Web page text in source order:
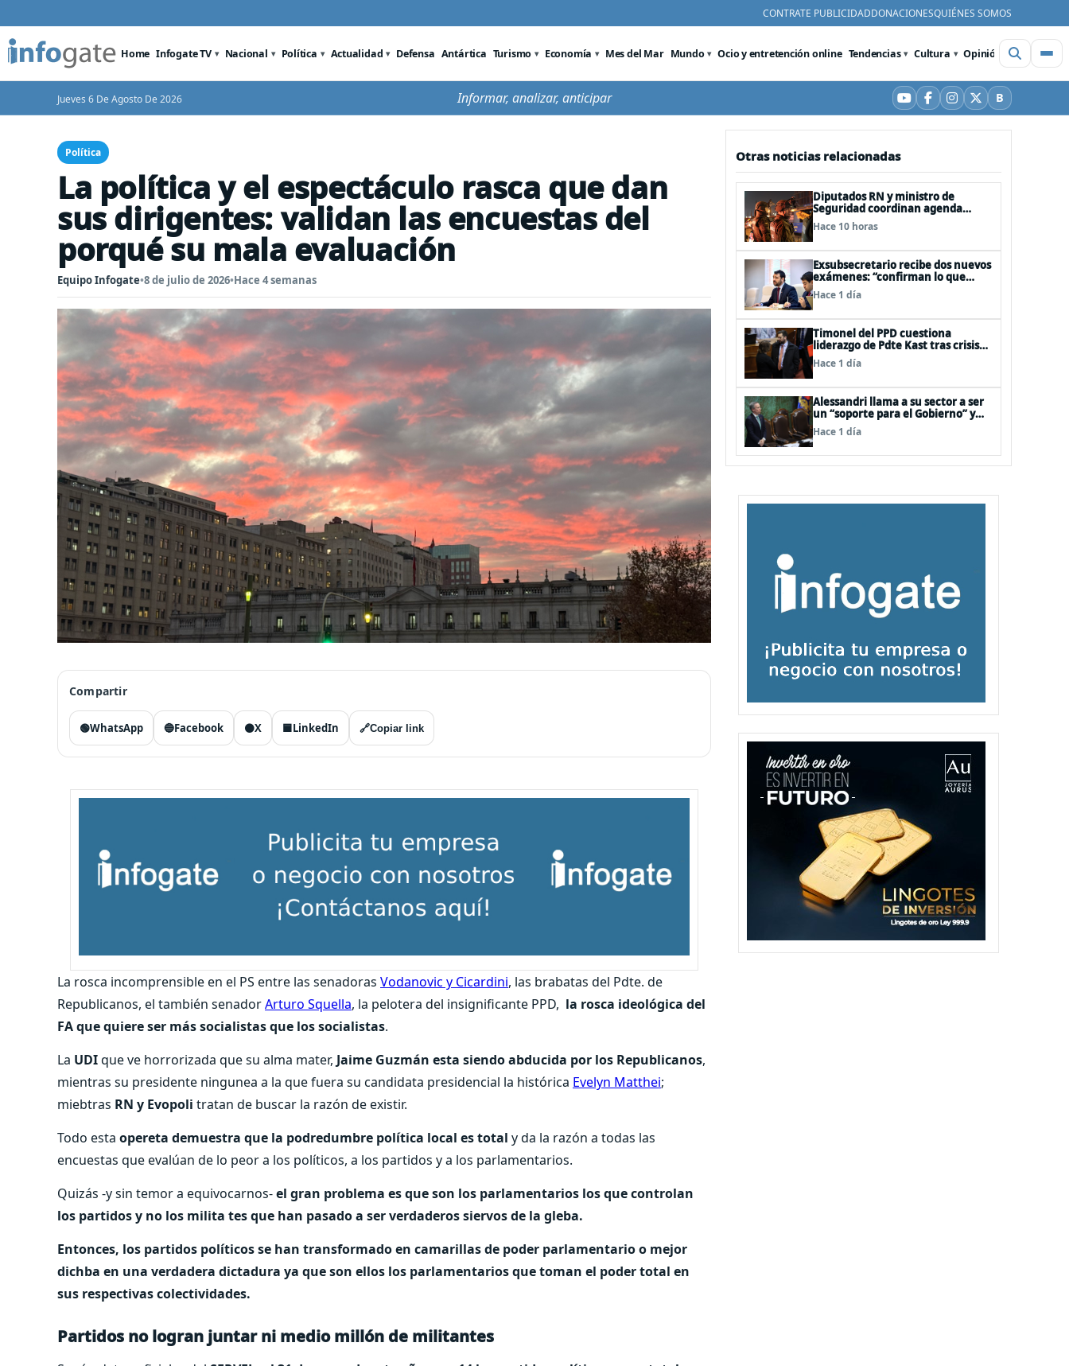
CONTRATE PUBLICIDADDONACIONESQUIÉNES SOMOS
Home Infogate TV Nacional Política Actualidad Defensa Antártica Turismo Economía Mes del Mar Mundo Ocio y entretención online Tendencias Cultura Opinión Videos
Jueves 6 De Agosto De 2026 Informar, analizar, anticipar YouTube
Facebook
Instagram
X BBluesky
Política
La política y el espectáculo rasca que dan
sus dirigentes: validan las encuestas del
porqué su mala evaluación
Equipo Infogate•8 de julio de 2026•Hace 4 semanas
Compartir
🟢WhatsApp 🔵Facebook ⚫X 🟦LinkedIn 🔗Copiar link
La rosca incomprensible en el PS entre las senadoras Vodanovic y Cicardini, las brabatas del Pdte. de
Republicanos, el también senadorArturo Squella, la pelotera del insignificante PPD, la rosca ideológica del
FA que quiere ser más socialistas que los socialistas.
La UDIque ve horrorizada que su alma mater, Jaime Guzmán esta siendo abducida por los Republicanos,
mientras su presidente ningunea a la que fuera su candidata presidencial la histórica Evelyn Matthei;
miebtras RN y Evopoli tratan de buscar la razón de existir.
Todo esta opereta demuestra que la podredumbre política local es total y da la razón a todas las
encuestas que evalúan de lo peor a los políticos, a los partidos y a los parlamentarios.
Quizás -y sin temor a equivocarnos-el gran problema es que son los parlamentarios los que controlan
los partidos y no los milita tes que han pasado a ser verdaderos siervos de la gleba.
Entonces, los partidos políticos se han transformado en camarillas de poder parlamentario o mejor
dichba en una verdadera dictadura ya que son ellos los parlamentarios que toman el poder total en
sus respectivas colectividades.
Partidos no logran juntar ni medio millón de militantes
Otras noticias relacionadas
Diputados RN y ministro de
Seguridad coordinan agenda
legislativa y fast track de
proyectos
Hace 10 horas
Exsubsecretario recibe dos nuevos
exámenes: “confirman lo que
siempre he dicho que no consumo
droga”
Hace 1 día
Timonel del PPD cuestiona
liderazgo de Pdte Kast tras crisis
interna en el oficialismo: “Es
incapaz de ordenar la casa”
Hace 1 día
Alessandri llama a su sector a ser
un “soporte para el Gobierno” y
evitar peleas internas tras disputa
Squella-Pavez
Hace 1 día